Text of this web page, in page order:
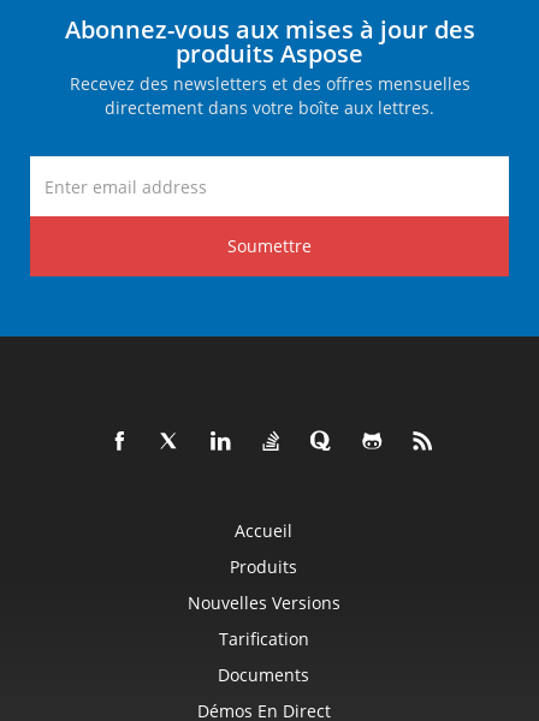
Abonnez-vous aux mises à jour des
produits Aspose
Recevez des newsletters et des offres mensuelles
directement dans votre boîte aux lettres.
Soumettre
Accueil
Produits
Nouvelles Versions
Tarification
Documents
Démos En Direct